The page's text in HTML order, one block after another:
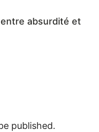
entre absurdité et
published.